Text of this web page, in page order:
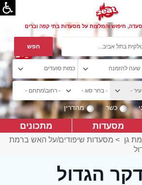
חיפוש והמלצות על מסעדות בתי קפה וברים
כשר מהדרין
מסעדות מתכונים
גן > מסעדות שיפודים/על האש ברמת
הגדול